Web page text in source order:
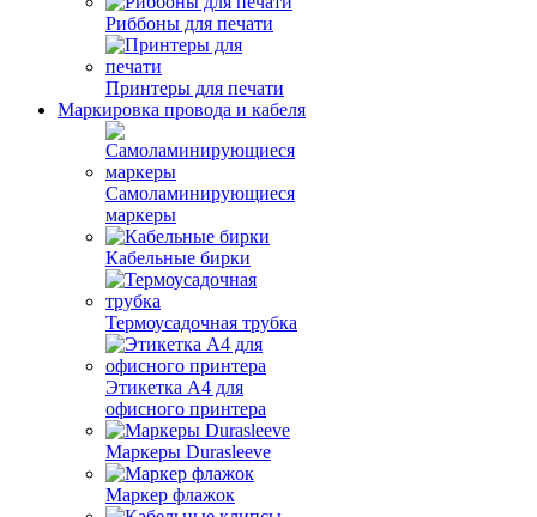
Риббоны для печати
Принтеры для печати
Маркировка провода и кабеля
Самоламинирующиеся
маркеры
Кабельные бирки
Термоусадочная трубка
Этикетка А4 для
офисного принтера
Маркеры Durasleeve
Маркер флажок